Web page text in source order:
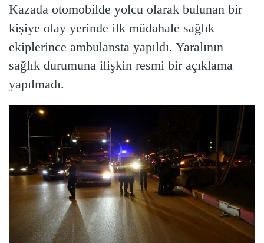
Kazada otomobilde yolcu olarak bulunan bir
kişiye olay yerinde ilk müdahale sağlık
ekiplerince ambulansta yapıldı. Yaralının
sağlık durumuna ilişkin resmi bir açıklama
yapılmadı.